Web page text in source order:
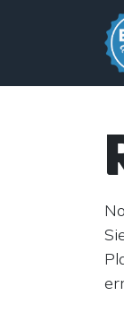
Zum Inhalt